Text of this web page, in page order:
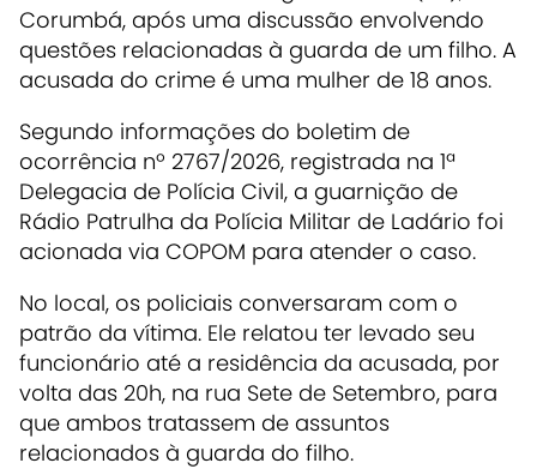
Corumbá, após uma discussão envolvendo
questões relacionadas à guarda de um filho. A
acusada do crime é uma mulher de 18 anos.
Segundo informações do boletim de
ocorrência nº 2767/2026, registrada na 1ª
Delegacia de Polícia Civil, a guarnição de
Rádio Patrulha da Polícia Militar de Ladário foi
acionada via COPOM para atender o caso.
No local, os policiais conversaram com o
patrão da vítima. Ele relatou ter levado seu
funcionário até a residência da acusada, por
volta das 20h, na rua Sete de Setembro, para
que ambos tratassem de assuntos
relacionados à guarda do filho.